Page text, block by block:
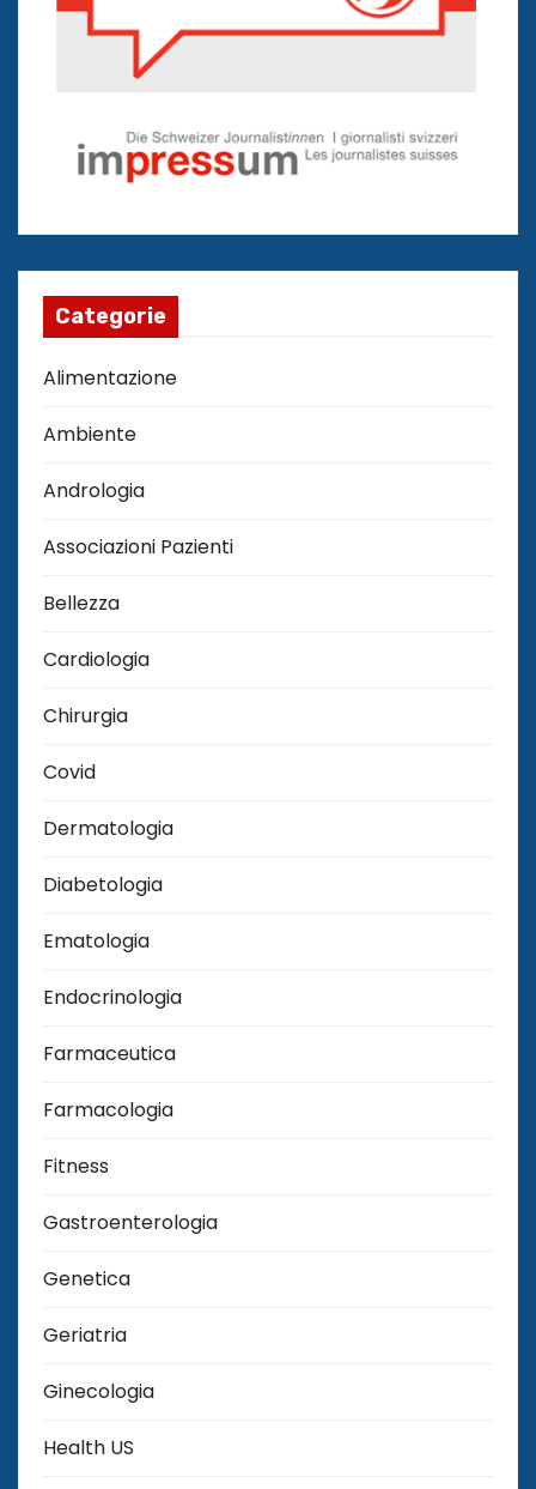
Categorie
Alimentazione
Ambiente
Andrologia
Associazioni Pazienti
Bellezza
Cardiologia
Chirurgia
Covid
Dermatologia
Diabetologia
Ematologia
Endocrinologia
Farmaceutica
Farmacologia
Fitness
Gastroenterologia
Genetica
Geriatria
Ginecologia
Health US